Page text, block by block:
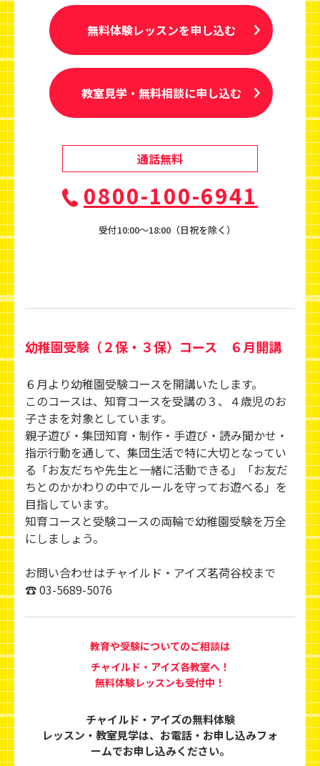
無料体験レッスンを申し込む
教室見学・無料相談に申し込む
通話無料
0800-100-6941
受付10:00〜18:00（日祝を除く）
幼稚園受験（２保・３保）コース ６月開講
６月より幼稚園受験コースを開講いたします。
このコースは、知育コースを受講の３、４歳児のお
子さまを対象としています。
親子遊び・集団知育・制作・手遊び・読み聞かせ・
指示行動を通して、集団生活で特に大切となってい
る「お友だちや先生と一緒に活動できる」「お友だ
ちとのかかわりの中でルールを守ってお遊べる」を
目指しています。
知育コースと受験コースの両輪で幼稚園受験を万全
にしましょう。
お問い合わせはチャイルド・アイズ茗荷谷校まで
☎ 03-5689-5076
教育や受験についてのご相談は
チャイルド・アイズ各教室へ！
無料体験レッスンも受付中！
チャイルド・アイズの無料体験
レッスン・教室見学は、 お電話・お申し込みフォ
ームでお申し込みください。